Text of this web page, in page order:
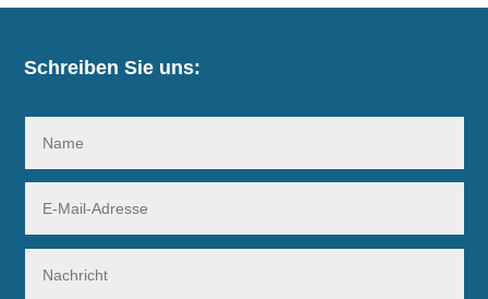
Schreiben Sie uns: